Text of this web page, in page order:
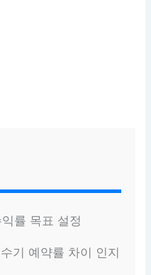
률 목표 설정
기 예약률 차이 인지